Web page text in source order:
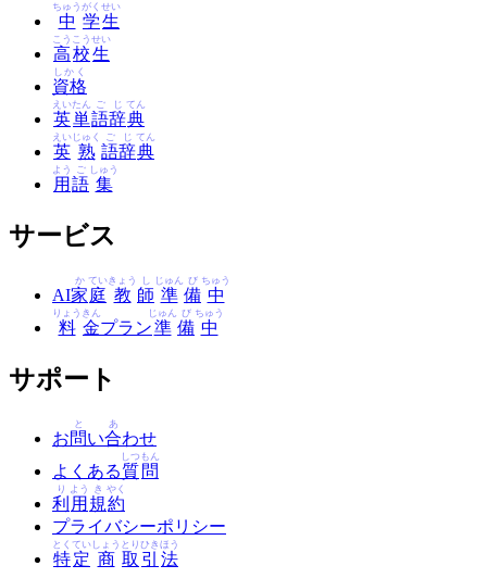
中
ちゅう
学
がく
生
せい
高
こう
校
こう
生
せい
資格
しかく
英
えい
単
たん
語
ご
辞
じ
典
てん
英
えい
熟
じゅく
語
ご
辞
じ
典
てん
用
よう
語
ご
集
しゅう
サービス
AI家
か
庭
てい
教
きょう
師
し
準
じゅん
備
び
中
ちゅう
料
りょう
金
きん
プラン準
じゅん
備
び
中
ちゅう
サポート
お問
と
い合
あ
わせ
よくある質
しつ
問
もん
利
り
用
よう
規
き
約
やく
プライバシーポリシー
特
とく
定
てい
商
しょう
取
とり
引
ひき
法
ほう